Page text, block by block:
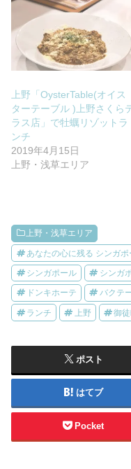
上野「OysterTable(オイス
ターテーブル )上野さくら
ラス店」で牡蠣リゾットラ
ンチ
2019年4月15日
上野・浅草エリア
上野・浅草エリア
あなたの心に残る シンガ
シンガポール シンガ
ドンキホーテ バクテ
ランチ 上野 御
ポスト
はてブ
Pocket